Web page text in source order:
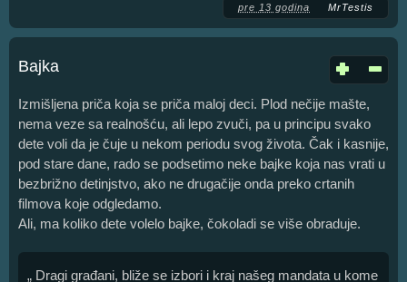
pre 13 godina MrTestis
Bajka
Izmišljena priča koja se priča maloj deci. Plod nečije mašte,
nema veze sa realnošću, ali lepo zvuči, pa u principu svako
dete voli da je čuje u nekom periodu svog života. Čak i kasnije,
pod stare dane, rado se podsetimo neke bajke koja nas vrati u
bezbrižno detinjstvo, ako ne drugačije onda preko crtanih
filmova koje odgledamo.
Ali, ma koliko dete volelo bajke, čokoladi se više obraduje.
„ Dragi građani, bliže se izbori i kraj našeg mandata u kome